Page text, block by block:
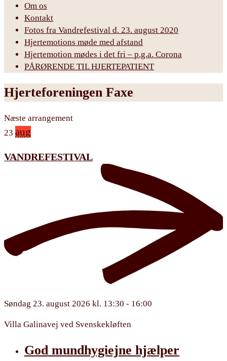
Om os
Kontakt
Fotos fra Vandrefestival d. 23. august 2020
Hjertemotions møde med afstand
Hjertemotion mødes i det fri – p.g.a. Corona
PÅRØRENDE TIL HJERTEPATIENT
Hjerteforeningen Faxe
Næste arrangement
23 aug
VANDREFESTIVAL
Søndag 23. august 2026 kl. 13:30 - 16:00
Villa Galinavej ved Svenskekløften
God mundhygiejne hjælper